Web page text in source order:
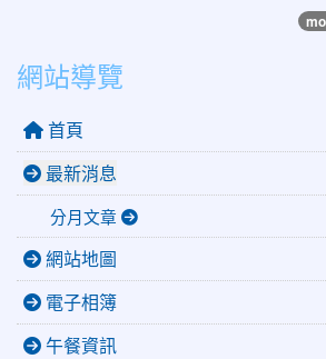
網站導覽
首頁
最新消息
分月文章
網站地圖
電子相簿
午餐資訊